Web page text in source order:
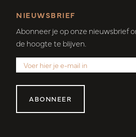
NIEUWSBRIEF
Abonneer je op onze nieuwsbrief
de hoogte te blijven.
ABONNEER